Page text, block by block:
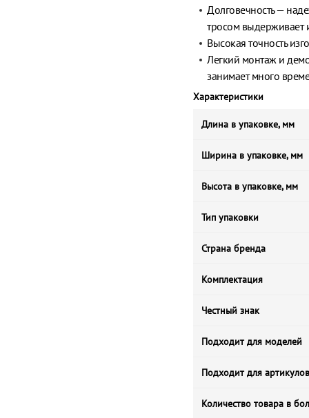
Долговечность —
тросом выдерживает
Высокая точность
Легкий монтаж и
занимает много
Характеристики
Длина в упаковке, мм
Ширина в упаковке, мм
Высота в упаковке, мм
Тип упаковки
Страна бренда
Комплектация
Честный знак
Подходит для моделей
Подходит для артикулов
Количество товара в